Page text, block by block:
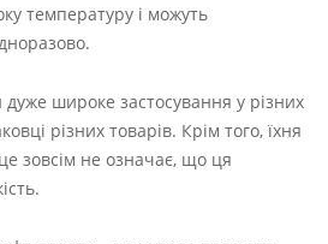
температуру і можуть
широке застосування у різних
різних товарів. Крім того, їхня
зовсім не означає, що ця